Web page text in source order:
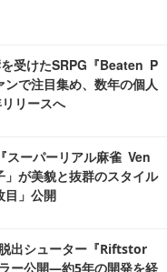
を受けたSRPG『Beaten P
で注目集め、数年の個人
リースへ
スーパーリアル麻雀 Ven
が美貌と抜群のスタイル
目」公開
出シューター『Riftstor
ー公開―約5年の開発を経